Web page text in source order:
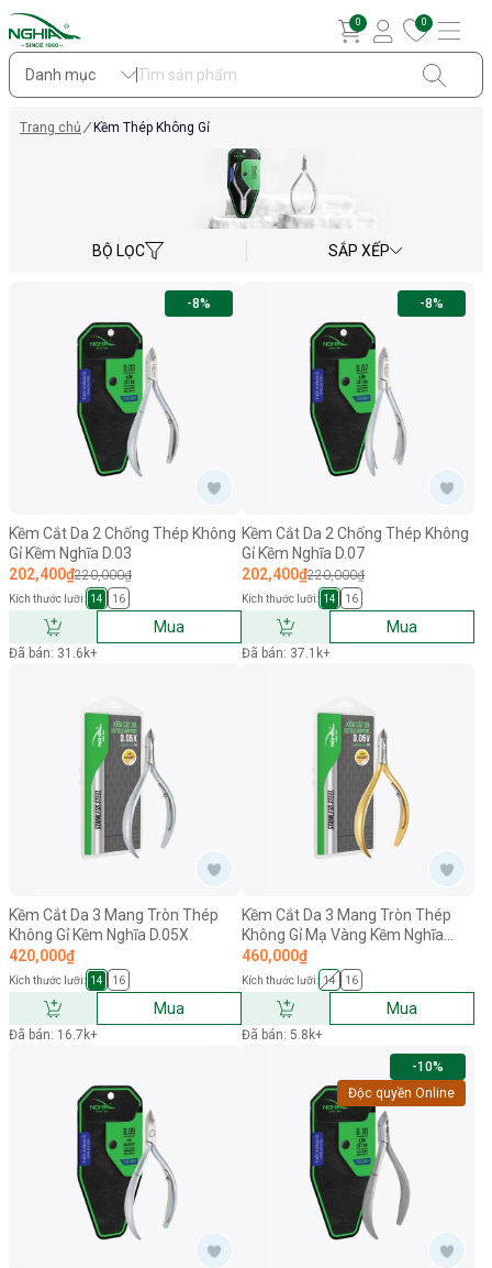
Danh mục
0 0
Trang chủ Kềm Thép Không Gỉ
BỘ LỌC SẮP XẾP
-8%
Kềm Cắt Da 2 Chống Thép Không
Gỉ Kềm Nghĩa D.03
202,400₫220,000₫
Kích thước lưỡi: 14 16
Mua
Đã bán: 31.6k+
-8%
Kềm Cắt Da 2 Chống Thép Không
Gỉ Kềm Nghĩa D.07
202,400₫220,000₫
Kích thước lưỡi: 14 16
Mua
Đã bán: 37.1k+
Kềm Cắt Da 3 Mang Tròn Thép
Không Gỉ Kềm Nghĩa D.05X
420,000₫
Kích thước lưỡi: 14 16
Mua
Đã bán: 16.7k+
Kềm Cắt Da 3 Mang Tròn Thép
Không Gỉ Mạ Vàng Kềm Nghĩa
D.05V
460,000₫
Kích thước lưỡi: 14 16
Mua
Đã bán: 5.8k+
-10%
Độc quyền Online